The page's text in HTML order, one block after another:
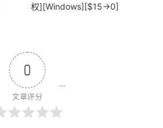
权][Windows][$15→0]
0
文章评分